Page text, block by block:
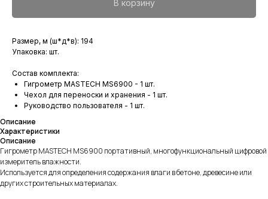
В корзину
Размер, м (ш*д*в): 194
Упаковка: шт.
Состав комплекта:
Гигрометр MASTECH MS6900 - 1 шт.
Чехол для переноски и хранения - 1 шт.
Руководство пользователя - 1 шт.
Описание
Характеристики
Описание
Гигрометр MASTECH MS6900 портативный, многофункциональный цифровой
измеритель влажности.
Используется для определения содержания влаги в бетоне, древесине или
других строительных материалах.